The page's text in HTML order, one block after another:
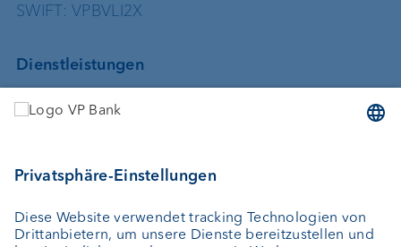
SWIFT: VPBVLI2X
Dienstleistungen
Vermögensverwaltung
Depotbank
Externer Vermögensverwalter
Private Label Fonds
Investment Consulting